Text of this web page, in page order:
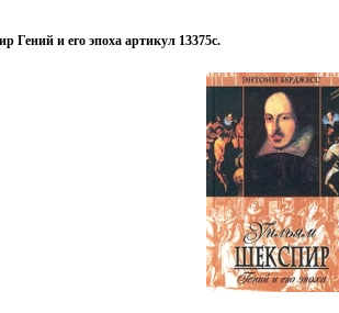
Гений и его эпоха артикул 13375c.